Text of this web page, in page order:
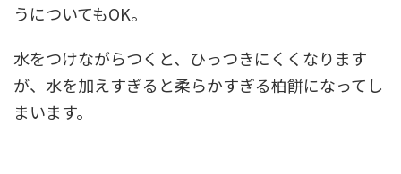
うについてもOK。
水をつけながらつくと、ひっつきにくくなります
が、水を加えすぎると柔らかすぎる柏餅になってし
まいます。